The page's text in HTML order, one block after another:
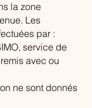
la zone
Les
par :
service de
avec ou
ne sont donnés